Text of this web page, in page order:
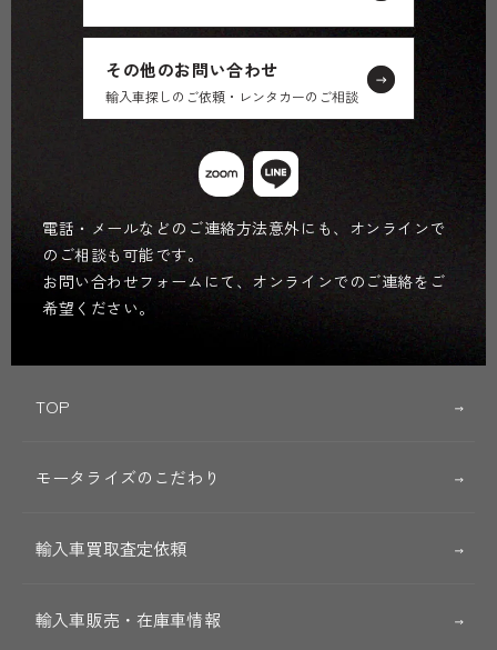
その他のお問い合わせ
輸入車探しのご依頼・レンタカーのご相談
電話・メールなどのご連絡方法意外にも、オンラインで
のご相談も可能です。
お問い合わせフォームにて、オンラインでのご連絡をご
希望ください。
TOP
モータライズのこだわり
輸入車買取査定依頼
輸入車販売・在庫車情報